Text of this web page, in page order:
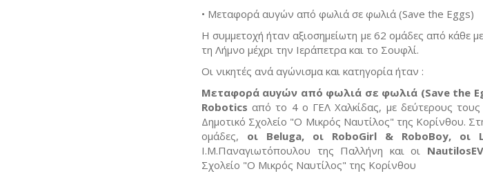
• Μεταφορά αυγών από φωλιά σε φωλιά (Save the Eggs)
Η συμμετοχή ήταν αξιοσημείωτη με 62 ομάδες από κάθε
τη Λήμνο μέχρι την Ιεράπετρα και το Σουφλί.
Οι νικητές ανά αγώνισμα και κατηγορία ήταν :
Μεταφορά αυγών από φωλιά σε φωλιά (Save the
Robotics από το 4 ο ΓΕΛ Χαλκίδας, με δεύτερους τους
Δημοτικό Σχολείο "Ο Μικρός Ναυτίλος" της Κορίνθου.
ομάδες, οι Beluga, οι RoboGirl & RoboBoy, οι
Ι.Μ.Παναγιωτόπουλου της Παλλήνη και οι
Σχολείο "Ο Μικρός Ναυτίλος" της Κορίνθου